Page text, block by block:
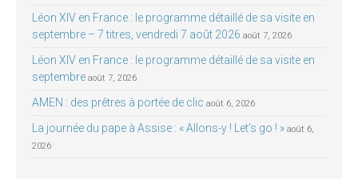
Léon XIV en France : le programme détaillé de sa visite en
septembre – 7 titres, vendredi 7 août 2026 août 7, 2026
Léon XIV en France : le programme détaillé de sa visite en
septembre août 7, 2026
AMEN : des prêtres à portée de clic août 6, 2026
La journée du pape à Assise : « Allons-y ! Let’s go ! » août 6,
2026